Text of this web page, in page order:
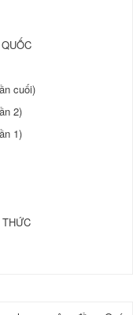
cuối)
2)
1)